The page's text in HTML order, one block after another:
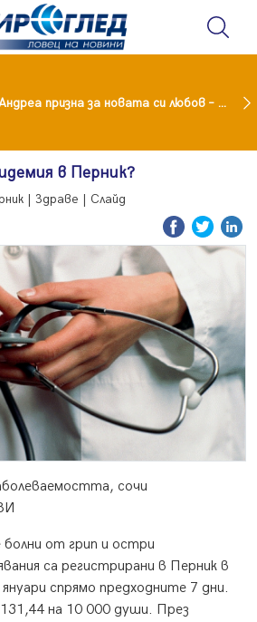
Андреа призна за новата си любов – руснакът Игор
в Перник?
| Здраве | Слайд
сочи
от грип и остри
са регистрирани в Перник в
спрямо предходните 7 дни.
на 10 000 души. През